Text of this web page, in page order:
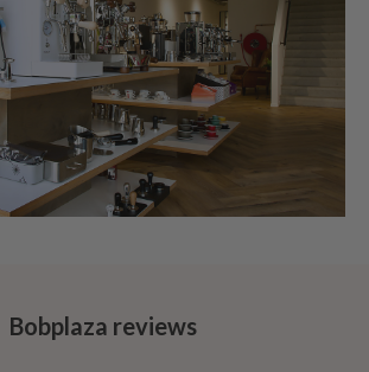
Bobplaza reviews